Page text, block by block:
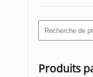
Recherche
pour :
Produits